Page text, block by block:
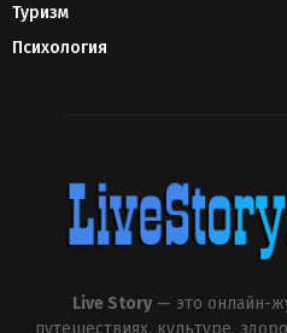
Туризм
Психология
Live Story — это онлайн-
путешествиях, культуре,